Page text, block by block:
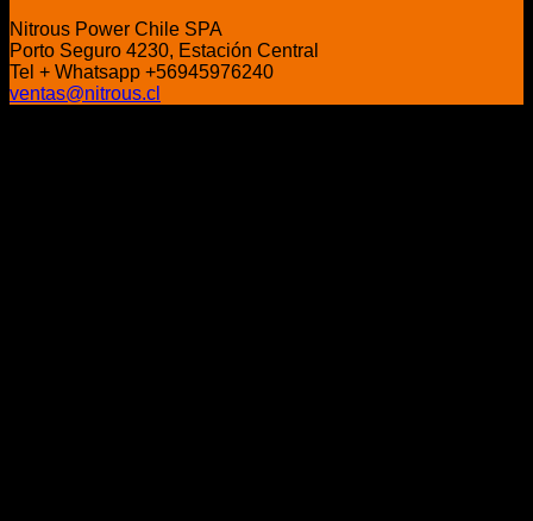
Nitrous Power Chile SPA
Porto Seguro 4230, Estación Central
Tel + Whatsapp +56945976240
ventas@nitrous.cl